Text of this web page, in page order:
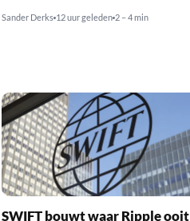
Sander Derks 12 uur geleden 2 – 4 min
SWIFT bouwt waar Ripple ooit